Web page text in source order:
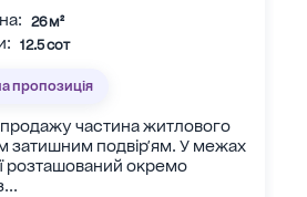
26 м²
12.5 сот
пропозиція
частина житлового
затишним подвір'ям. У межах
розташований окремо